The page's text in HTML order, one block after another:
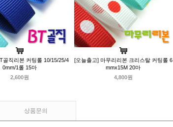
골직리본 커팅롤 10/15/25/4
0mm/1롤 15마
2,600원
[오늘출고] 마무리리본 크리스탈 커팅롤 6
mmx15M 20마
4,800원
상품문의